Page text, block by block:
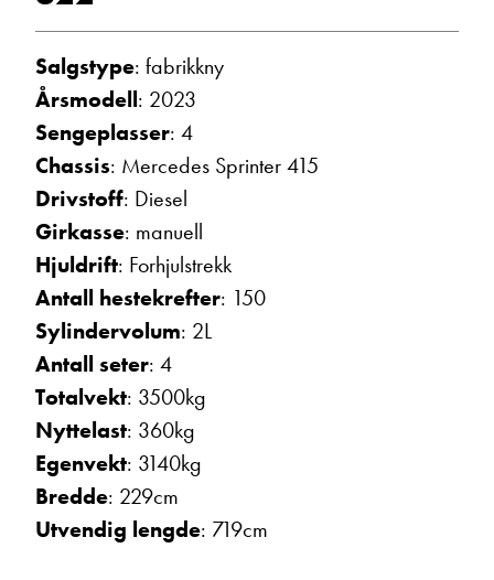
Morten Knutsen
Salgstype: fabrikkny
Årsmodell: 2023
Sengeplasser: 4
Chassis: Mercedes Sprinter 415
Drivstoff: Diesel
Girkasse: manuell
Hjuldrift: Forhjulstrekk
Antall hestekrefter: 150
Sylindervolum: 2L
Antall seter: 4
Totalvekt: 3500kg
Nyttelast: 360kg
Egenvekt: 3140kg
Bredde: 229cm
Utvendig lengde: 719cm